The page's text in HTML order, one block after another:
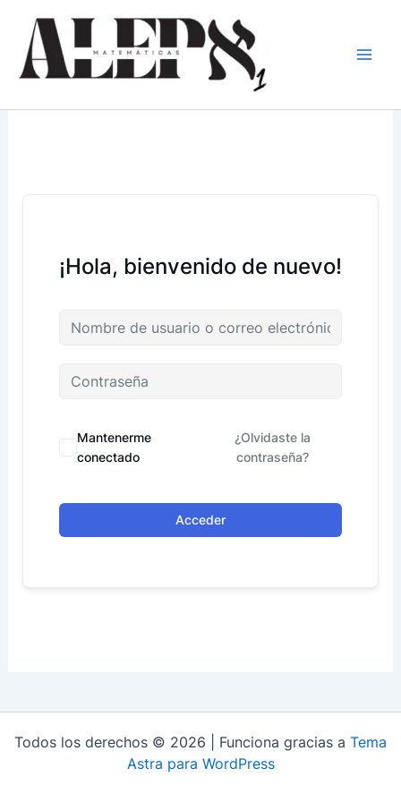
contenido
¡Hola, bienvenido de nuevo!
Mantenerme
conectado
¿Olvidaste la
contraseña?
Acceder
Todos los derechos © 2026 | Funciona gracias a Tema
Astra para WordPress